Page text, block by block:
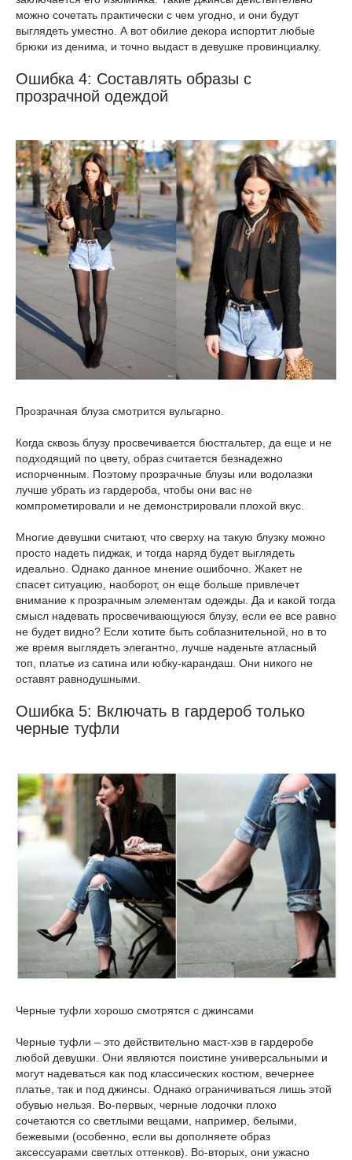
можно сочетать практически с чем угодно, и они будут
выглядеть уместно. А вот обилие декора испортит любые
брюки из денима, и точно выдаст в девушке провинциалку.
Ошибка 4: Составлять образы с
прозрачной одеждой
Прозрачная блуза смотрится вульгарно.
Когда сквозь блузу просвечивается бюстгальтер, да еще и не
подходящий по цвету, образ считается безнадежно
испорченным. Поэтому прозрачные блузы или водолазки
лучше убрать из гардероба, чтобы они вас не
компрометировали и не демонстрировали плохой вкус.
Многие девушки считают, что сверху на такую блузку можно
просто надеть пиджак, и тогда наряд будет выглядеть
идеально. Однако данное мнение ошибочно. Жакет не
спасет ситуацию, наоборот, он еще больше привлечет
внимание к прозрачным элементам одежды. Да и какой тогда
смысл надевать просвечивающуюся блузу, если ее все равно
не будет видно? Если хотите быть соблазнительной, но в то
же время выглядеть элегантно, лучше наденьте атласный
топ, платье из сатина или юбку-карандаш. Они никого не
оставят равнодушными.
Ошибка 5: Включать в гардероб только
черные туфли
Черные туфли хорошо смотрятся с джинсами
Черные туфли – это действительно маст-хэв в гардеробе
любой девушки. Они являются поистине универсальными и
могут надеваться как под классических костюм, вечернее
платье, так и под джинсы. Однако ограничиваться лишь этой
обувью нельзя. Во-первых, черные лодочки плохо
сочетаются со светлыми вещами, например, белыми,
бежевыми (особенно, если вы дополняете образ
аксессуарами светлых оттенков). Во-вторых, они ужасно